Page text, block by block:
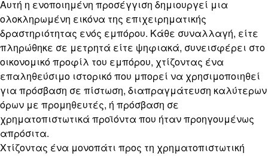
Αυτή η ενοποιημένη προσέγγιση δημιουργεί μια
ολοκληρωμένη εικόνα της επιχειρηματικής
δραστηριότητας ενός εμπόρου. Κάθε συναλλαγή, είτε
πληρώθηκε σε μετρητά είτε ψηφιακά, συνεισφέρει στο
οικονομικό προφίλ του εμπόρου, χτίζοντας ένα
επαληθεύσιμο ιστορικό που μπορεί να χρησιμοποιηθεί
για πρόσβαση σε πίστωση, διαπραγμάτευση καλύτερων
όρων με προμηθευτές, ή πρόσβαση σε
χρηματοπιστωτικά προϊόντα που ήταν προηγουμένως
απρόσιτα.
Χτίζοντας ένα μονοπάτι προς τη χρηματοπιστωτική